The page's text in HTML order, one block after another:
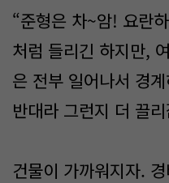
“준형은 차~암! 요란
처럼 들리긴 하지만,
은 전부 일어나서 경
반대라 그런지 더 끌
건물이 가까워지자.